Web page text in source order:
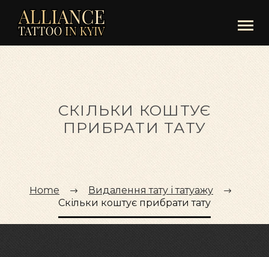
СКІЛЬКИ КОШТУЄ
ПРИБРАТИ ТАТУ
Home
Видалення тату і татуажу
Скільки коштує прибрати тату